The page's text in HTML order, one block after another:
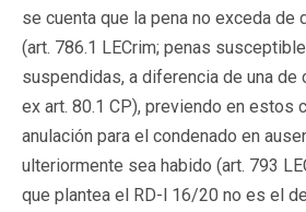
se cuenta que la pena no exceda de
(art. 786.1 LECrim; penas
suspendidas, a diferencia de una de
ex art. 80.1 CP), previendo en estos
anulación para el condenado en
ulteriormente sea habido (art. 793
que plantea el RD-l 16/20 no es el